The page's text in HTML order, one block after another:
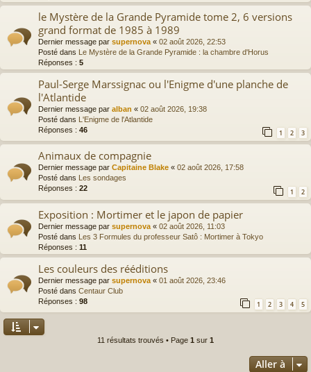
le Mystère de la Grande Pyramide tome 2, 6 versions
grand format de 1985 à 1989
Dernier message par supernova « 02 août 2026, 22:53
Posté dans Le Mystère de la Grande Pyramide : la chambre d'Horus
Réponses : 5
Paul-Serge Marssignac ou l'Enigme d'une planche de
l'Atlantide
Dernier message par alban « 02 août 2026, 19:38
Posté dans L'Enigme de l'Atlantide
Réponses : 46 1 2 3
Animaux de compagnie
Dernier message par Capitaine Blake « 02 août 2026, 17:58
Posté dans
Les sondages
Réponses : 22 1 2
Exposition : Mortimer et le japon de papier
Dernier message par supernova « 02 août 2026, 11:03
Posté dans Les 3 Formules du professeur Satô : Mortimer à Tokyo
Réponses : 11
Les couleurs des rééditions
Dernier message par supernova « 01 août 2026, 23:46
Posté dans Centaur Club
Réponses : 98 1 2 3 4 5
11 résultats trouvés • Page 1 sur 1
Aller à